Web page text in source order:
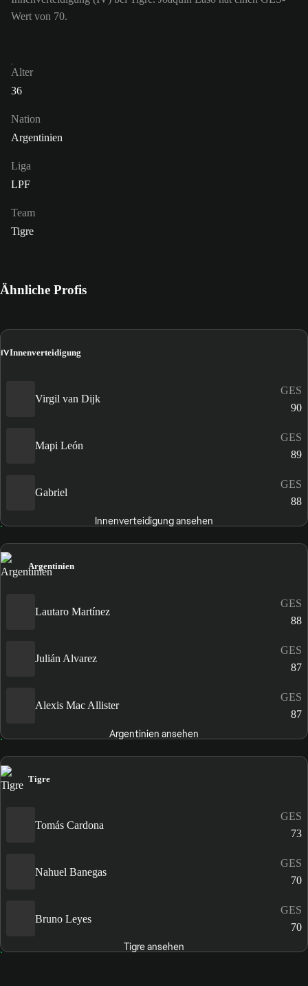
Wert von 70.
Alter
36
Nation
Argentinien
Liga
LPF
Team
Tigre
Ähnliche Profis
IVInnenverteidigung
Virgil van Dijk
GES
90
Mapi León
GES
89
Gabriel
GES
88
Innenverteidigung ansehen
Argentinien
Lautaro Martínez
GES
88
Julián Alvarez
GES
87
Alexis Mac Allister
GES
87
Argentinien ansehen
Tigre
Tomás Cardona
GES
73
Nahuel Banegas
GES
70
Bruno Leyes
GES
70
Tigre ansehen